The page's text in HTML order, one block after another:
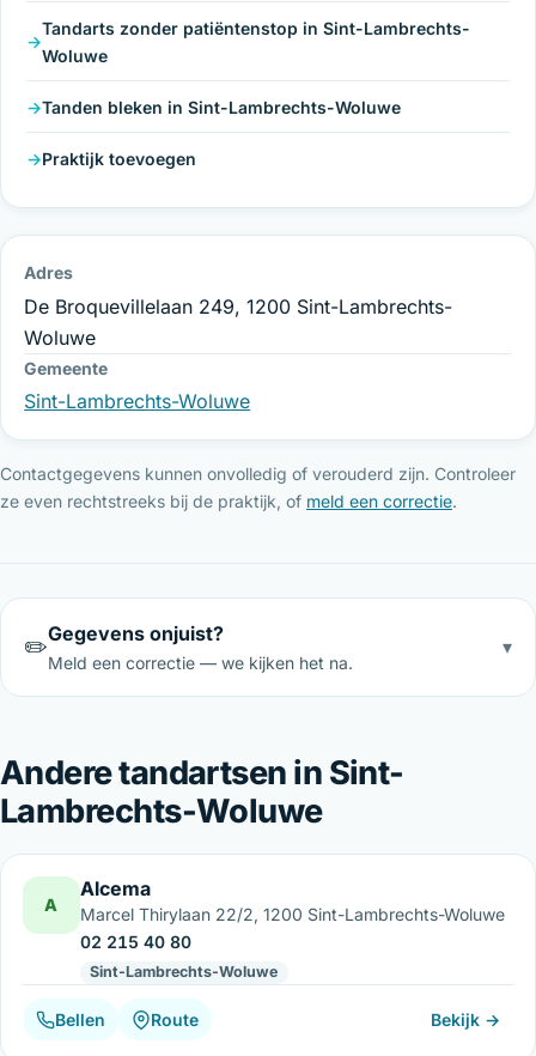
Tandarts zonder patiëntenstop in Sint-Lambrechts-
Woluwe
Tanden bleken in Sint-Lambrechts-Woluwe
Praktijk toevoegen
Adres
De Broquevillelaan 249, 1200 Sint-Lambrechts-
Woluwe
Gemeente
Sint-Lambrechts-Woluwe
Contactgegevens kunnen onvolledig of verouderd zijn. Controleer
ze even rechtstreeks bij de praktijk, of meld een correctie.
✏️Gegevens onjuist?
Meld een correctie — we kijken het na.
▾
Andere tandartsen in Sint-
Lambrechts-Woluwe
A
Alcema
Marcel Thirylaan 22/2, 1200 Sint-Lambrechts-Woluwe
02 215 40 80
Sint-Lambrechts-Woluwe
Bellen Route Bekijk →